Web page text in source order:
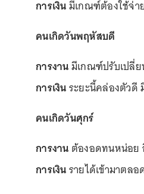
การเงินมีเกณฑ์ต้องใช้จ่า
คนเกิดวันพฤหัสบดี
การงานมีเกณฑ์ปรับเปลี่
การเงินระยะนี้คล่องตัวดี
คนเกิดวันศุกร์
การงาน ต้องอดทนหน่อย
การเงินรายได้เข้ามาตล